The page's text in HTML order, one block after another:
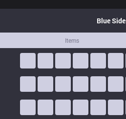
BlueSide
Items